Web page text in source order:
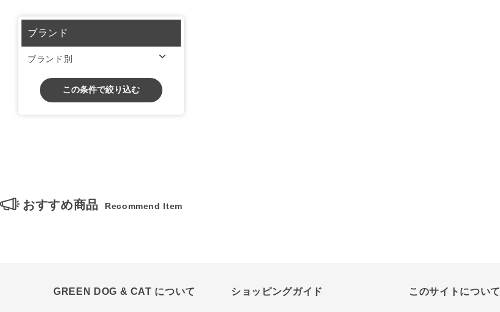
ブランド
ブランド別
この条件で絞り込む
おすすめ商品 Recommend Item
GREEN DOG & CAT について ショッピングガイド このサイトについて